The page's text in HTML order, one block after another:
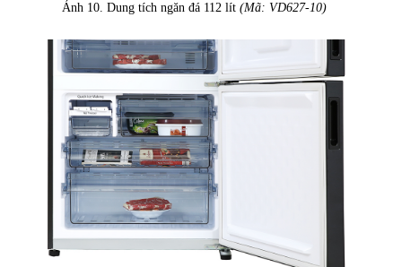
Ảnh 10. Dung tích ngăn đá 112 lít (Mã: VD627-10)